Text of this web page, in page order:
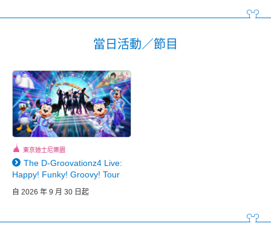
當日活動／節目
東京迪士尼樂園
The D-Groovationz4 Live:
Happy! Funky! Groovy! Tour
自 2026 年 9 月 30 日起